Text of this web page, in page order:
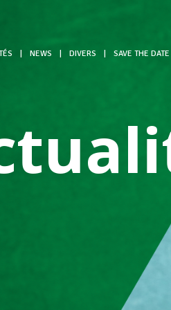
NEWS DIVERS
SAVE THE